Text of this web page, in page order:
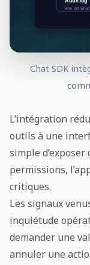
Chat SDK
L’intégration
outils à une
simple
permissions,
critiques.
Les signaux
inquiétude
demander une
annuler une